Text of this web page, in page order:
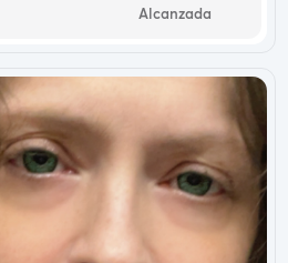
Alcanzada